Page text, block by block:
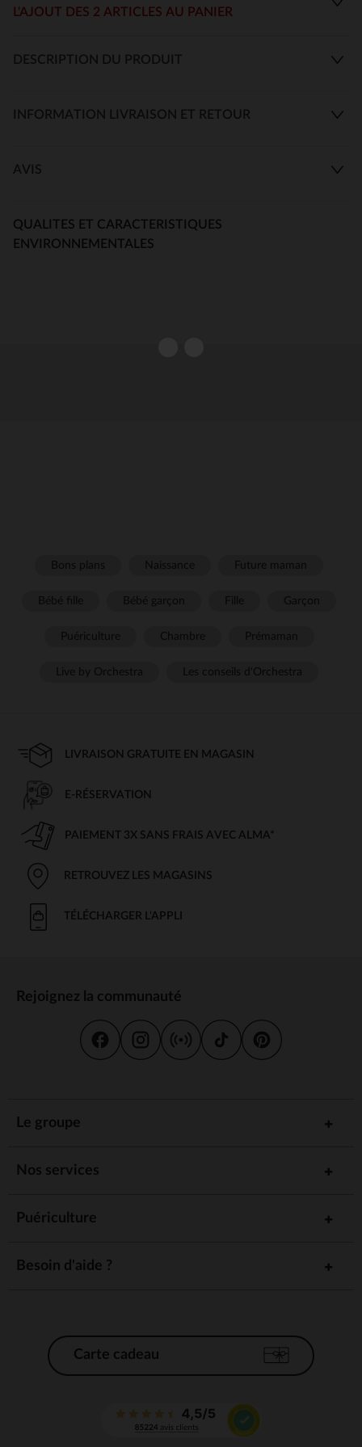
L'AJOUT DES 2 ARTICLES AU PANIER
DESCRIPTION DU PRODUIT
INFORMATION LIVRAISON ET RETOUR
AVIS
QUALITES ET CARACTERISTIQUES
ENVIRONNEMENTALES
LIVRAISON GRATUITE EN MAGASIN
E-RÉSERVATION
PAIEMENT 3X SANS FRAIS AVEC ALMA*
RETROUVEZ LES MAGASINS
TÉLÉCHARGER L'APPLI
Rejoignez la communauté
Le groupe
Nos services
Puériculture
Besoin d'aide ?
Carte cadeau